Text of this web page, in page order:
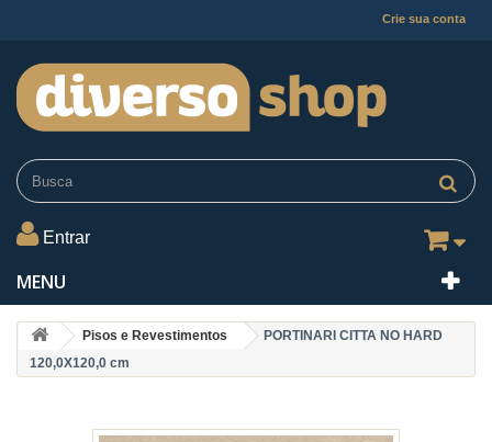
Crie sua conta
Entrar
MENU
Pisos e Revestimentos
PORTINARI CITTA NO HARD
120,0X120,0 cm